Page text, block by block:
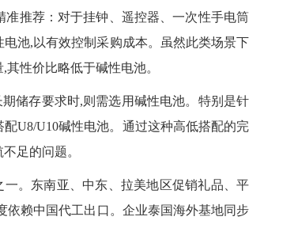
准推荐： 对于挂钟、遥控器、一次性手电筒
池,以有效控制采购成本。虽然此类场景下
性价比略低于碱性电池。
储存要求时,则需选用碱性电池。特别是针
U8/U10碱性电池。通过这种高低搭配的完
足的问题。
。东南亚、中东、拉美地区促销礼品、平
依赖中 国代工出口。企业泰国海外基地同步